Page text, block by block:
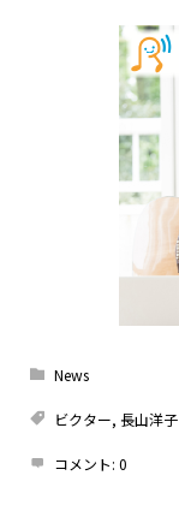
News
ビクター, 長山洋子
コメント: 0